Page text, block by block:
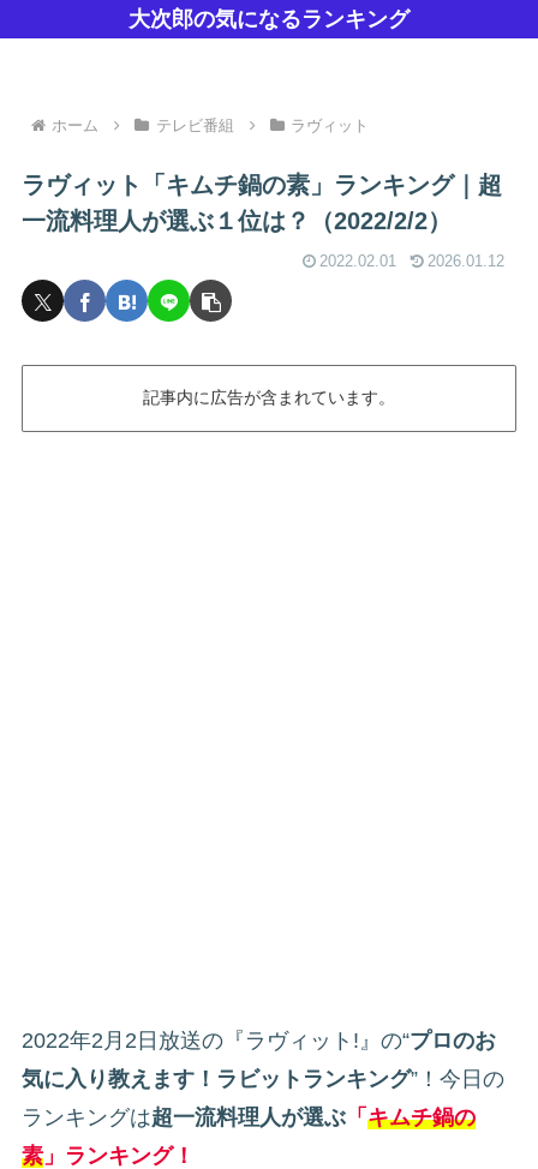
大次郎の気になるランキング
ホーム テレビ番組 ラヴィット
ラヴィット「キムチ鍋の素」ランキング｜超
一流料理人が選ぶ１位は？（2022/2/2）
2022.02.01 2026.01.12
記事内に広告が含まれています。
2022年2月2日放送の『ラヴィット!』の“プロのお
気に入り教えます！ラビットランキング”！今日の
ランキングは超一流料理人が選ぶ 「 キムチ鍋の
素 」ランキング！